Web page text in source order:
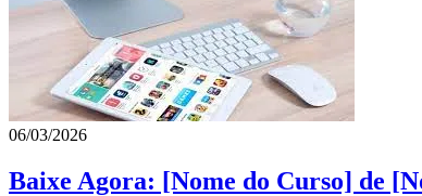
06/03/2026
Baixe Agora: [Nome do Curso] de